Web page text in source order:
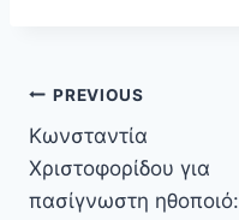
Πλοήγηση
άρθρων
PREVIOUS
Κωνσταντία
Χριστοφορίδου για
πασίγνωστη ηθοποιό: